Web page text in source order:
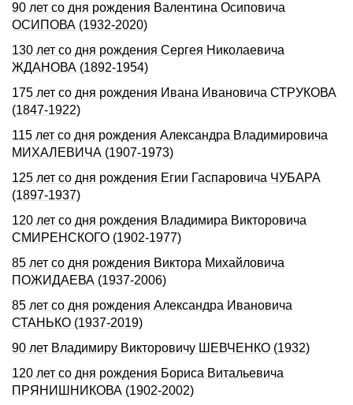
90 лет со дня рождения Валентина Осиповича
ОСИПОВА (1932-2020)
130 лет со дня pождения Сеpгея Hиколаевича
ЖДАHОВА (1892-1954)
175 лет со дня рождения Ивана Ивановича СТРУКОВА
(1847-1922)
115 лет со дня рождения Александра Владимировича
МИХАЛЕВИЧА (1907-1973)
125 лет со дня рождения Егии Гаспаровича ЧУБАРА
(1897-1937)
120 лет со дня рождения Владимира Викторовича
СМИРЕНСКОГО (1902-1977)
85 лет со дня рождения Виктора Михайловича
ПОЖИДАЕВА (1937-2006)
85 лет со дня рождения Александра Ивановича
СТАНЬКО (1937-2019)
90 лет Владимиру Викторовичу ШЕВЧЕНКО (1932)
120 лет со дня рождения Бориса Витальевича
ПРЯНИШНИКОВА (1902-2002)